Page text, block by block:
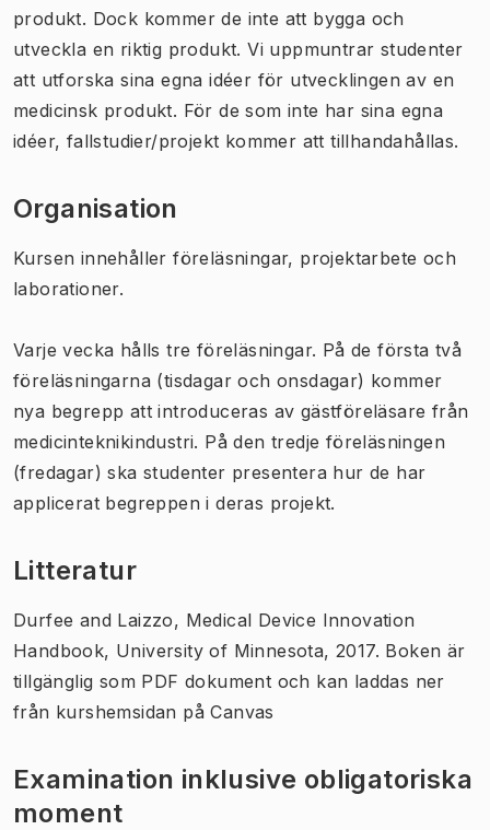
produkt. Dock kommer de inte att bygga och
utveckla en riktig produkt. Vi uppmuntrar studenter
att utforska sina egna idéer för utvecklingen av en
medicinsk produkt. För de som inte har sina egna
idéer, fallstudier/projekt kommer att tillhandahållas.
Organisation
Kursen innehåller föreläsningar, projektarbete och
laborationer.
Varje vecka hålls tre föreläsningar. På de första två
föreläsningarna (tisdagar och onsdagar) kommer
nya begrepp att introduceras av gästföreläsare från
medicinteknikindustri. På den tredje föreläsningen
(fredagar) ska studenter presentera hur de har
applicerat begreppen i deras projekt.
Litteratur
Durfee and Laizzo, Medical Device Innovation
Handbook, University of Minnesota, 2017. Boken är
tillgänglig som PDF dokument och kan laddas ner
från kurshemsidan på Canvas
Examination inklusive obligatoriska
moment